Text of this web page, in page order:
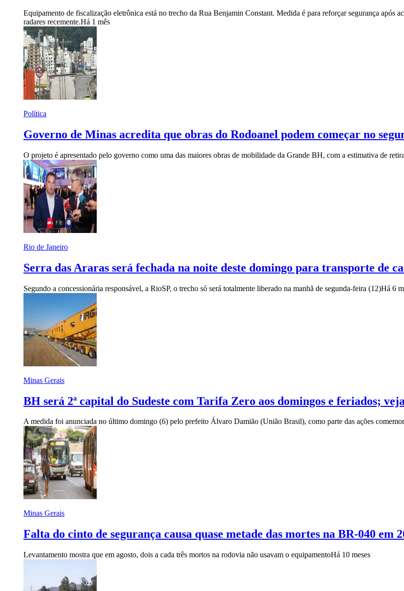
Equipamento de fiscalização eletrônica está no trecho da Rua Benjamin Constant. Medida é para reforçar segurança após
radares recemente.Há 1 mês
Política
Governo de Minas acredita que obras do Rodoanel podem começar no
O projeto é apresentado pelo governo como uma das maiores obras de mobilidade da Grande BH, com a estimativa de
Rio de Janeiro
Serra das Araras será fechada na noite deste domingo para transporte de
Segundo a concessionária responsável, a RioSP, o trecho só será totalmente liberado na manhã de segunda-feira (12)Há 6
Minas Gerais
BH será 2ª capital do Sudeste com Tarifa Zero aos domingos e feriados;
A medida foi anunciada no último domingo (6) pelo prefeito Álvaro Damião (União Brasil), como parte das ações
Minas Gerais
Falta do cinto de segurança causa quase metade das mortes na BR-040 em
Levantamento mostra que em agosto, dois a cada três mortos na rodovia não usavam o equipamentoHá 10 meses